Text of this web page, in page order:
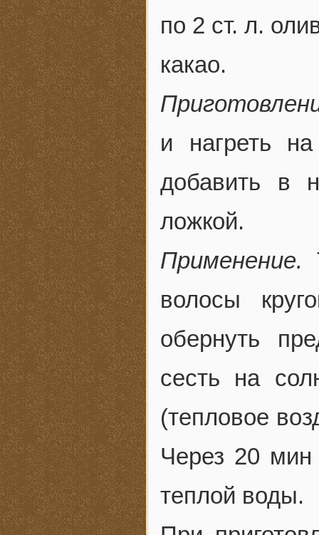
по 2 ст. л.
какао.
и нагреть
добавить в
ложкой.
Применение.
волосы
обернуть
сесть на
(тепловое
Через 20 мин
теплой воды.